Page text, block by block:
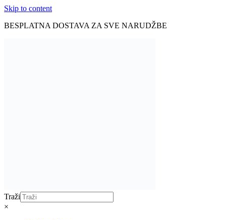
Skip to content
BESPLATNA DOSTAVA ZA SVE NARUDŽBE
Rasvjeta